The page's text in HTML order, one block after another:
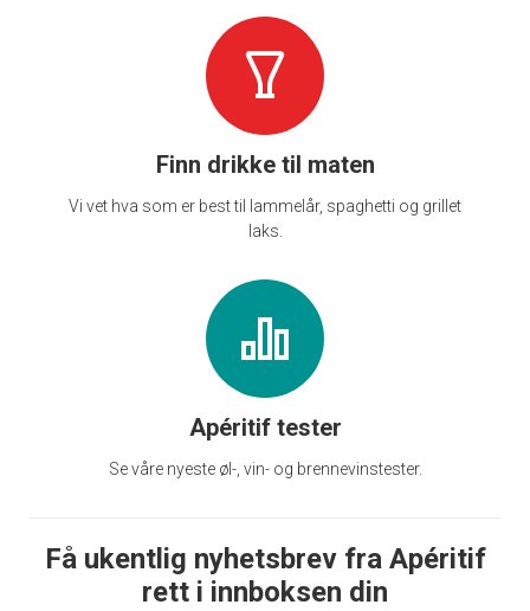
Finn drikke til maten
Vi vet hva som er best til lammelår, spaghetti og grillet
laks.
Apéritif tester
Se våre nyeste øl-, vin- og brennevinstester.
Få ukentlig nyhetsbrev fra Apéritif
rett i innboksen din